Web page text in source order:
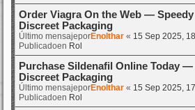
Order Viagra On the Web —
Discreet Packaging
Último mensajeporEnolthar « 15 Sep 2025,
Publicadoen Rol
Purchase Sildenafil Online Today
Discreet Packaging
Último mensajeporEnolthar « 15 Sep 2025,
Publicadoen Rol